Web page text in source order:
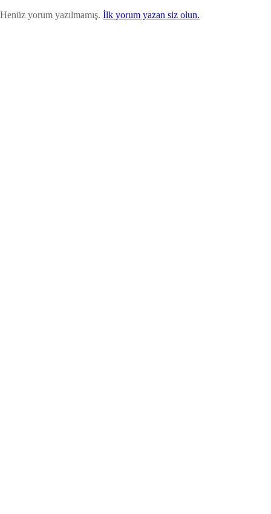
Henüz yorum yazılmamış. İlk yorum yazan siz olun.